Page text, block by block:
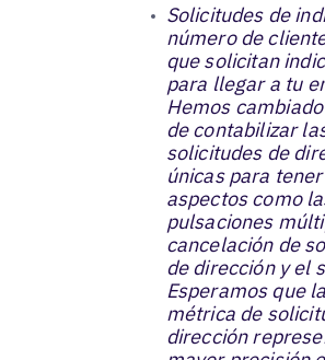
Solicitudes de
número de
que solicitan
para llegar a tu
Hemos
de contabilizar
solicitudes de
únicas para
aspectos como
pulsaciones
cancelación de
de dirección y el
Esperamos que
métrica de
dirección